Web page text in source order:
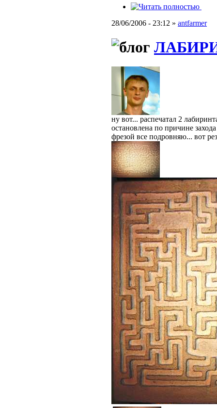
28/06/2006 - 23:12 » antfarmer
ну вот... распечатал 2
остановлена по причине
фрезой все подровняю... вот